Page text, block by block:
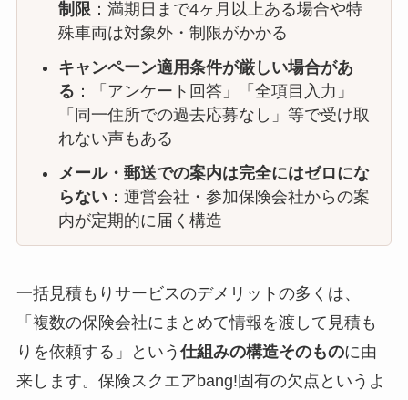
制限：満期日まで4ヶ月以上ある場合や特
殊車両は対象外・制限がかかる
キャンペーン適用条件が厳しい場合があ
る ：「アンケート回答」「全項目入力」
「同一住所での過去応募なし」等で受け取
れない声もある
メール・郵送での案内は完全にはゼロにな
らない：運営会社・参加保険会社からの案
内が定期的に届く構造
一括見積もりサービスのデメリットの多くは、
「複数の保険会社にまとめて情報を渡して見積も
りを依頼する」という 仕組みの構造そのものに由
来します。保険スクエアbang!固有の欠点というよ